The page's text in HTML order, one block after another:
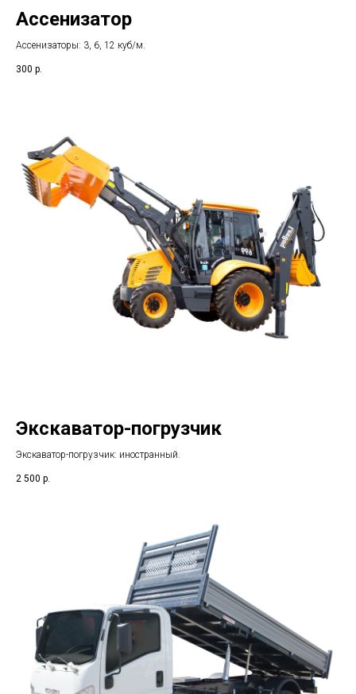
Ассенизатор
Ассенизаторы: 3, 6, 12 куб/м.
300 р.
Экскаватор-погрузчик
Экскаватор-погрузчик: иностранный.
2 500 р.